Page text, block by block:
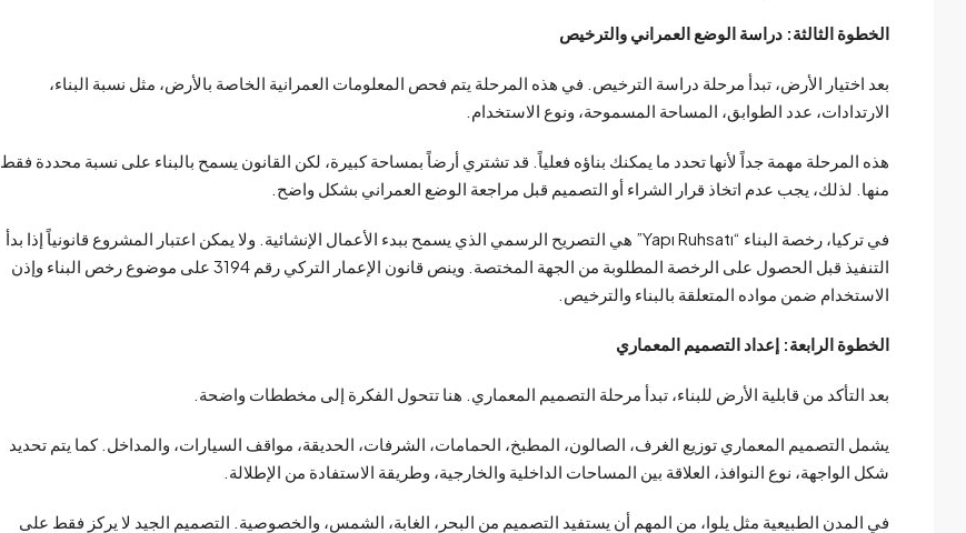
الخطوة الثالثة: دراسة الوضع العمراني والترخيص
بعد اختيار الأرض، تبدأ مرحلة دراسة الترخيص. في هذه المرحلة يتم فحص المعلومات العمرانية الخاصة بالأرض، مثل نسبة البناء،
الارتدادات، عدد الطوابق، المساحة المسموحة، ونوع الاستخدام.
هذه المرحلة مهمة جداً لأنها تحدد ما يمكنك بناؤه فعلياً. قد تشتري أرضاً بمساحة كبيرة، لكن القانون يسمح بالبناء على نسبة محددة فقط
منها. لذلك، يجب عدم اتخاذ قرار الشراء أو التصميم قبل مراجعة الوضع العمراني بشكل واضح.
في تركيا، رخصة البناء “Yapı Ruhsatı” هي التصريح الرسمي الذي يسمح ببدء الأعمال الإنشائية. ولا يمكن اعتبار المشروع قانونياً إذا بدأ
التنفيذ قبل الحصول على الرخصة المطلوبة من الجهة المختصة. وينص قانون الإعمار التركي رقم 3194 على موضوع رخص البناء وإذن
الاستخدام ضمن مواده المتعلقة بالبناء والترخيص.
الخطوة الرابعة: إعداد التصميم المعماري
بعد التأكد من قابلية الأرض للبناء، تبدأ مرحلة التصميم المعماري. هنا تتحول الفكرة إلى مخططات واضحة.
يشمل التصميم المعماري توزيع الغرف، الصالون، المطبخ، الحمامات، الشرفات، الحديقة، مواقف السيارات، والمداخل. كما يتم تحديد
شكل الواجهة، نوع النوافذ، العلاقة بين المساحات الداخلية والخارجية، وطريقة الاستفادة من الإطلالة.
في المدن الطبيعية مثل يلوا، من المهم أن يستفيد التصميم من البحر، الغابة، الشمس، والخصوصية. التصميم الجيد لا يركز فقط على